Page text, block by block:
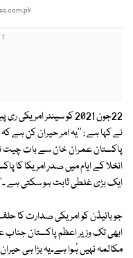
نے کہا ہے : ''یہ امر حیران کن ہے
پاکستان عمران خان سے بات چیت
انخلا کے ایام میں صدرِ امریکا کا
ایک بڑی غلطی ثابت ہو سکتی ہے
ابھی تک وزیر اعظم پاکستان جناب
مکالمہ نہیں ہُوا ہے۔یہ بڑا ہی